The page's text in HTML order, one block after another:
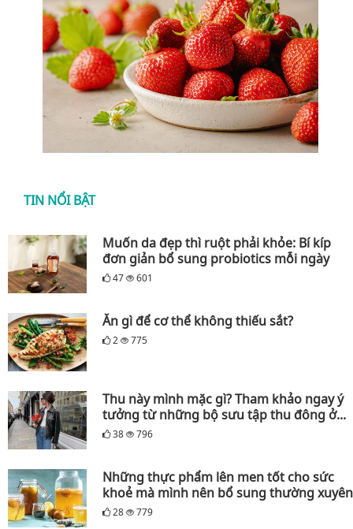
TIN NỔI BẬT
Muốn da đẹp thì ruột phải khỏe: Bí kíp
đơn giản bổ sung probiotics mỗi ngày
47 601
Ăn gì để cơ thể không thiếu sắt?
2 775
Thu này mình mặc gì? Tham khảo ngay ý
tưởng từ những bộ sưu tập thu đông ở...
38 796
Những thực phẩm lên men tốt cho sức
khoẻ mà mình nên bổ sung thường xuyên
28 779